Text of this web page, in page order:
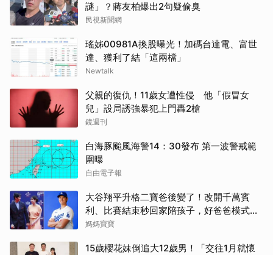
謎」？蔣友柏爆出2句疑偷臭
民視新聞網
瑤姊00981A換股曝光！加碼台達電、富世
達、獲利了結「這兩檔」
Newtalk
父親的復仇！11歲女遭性侵 他「假冒女
兒」設局誘強暴犯上門轟2槍
鏡週刊
白海豚颱風海警14：30發布 第一波警戒範
圍曝
自由電子報
大谷翔平升格二寶爸後變了！改開千萬賓
利、比賽結束秒回家陪孩子，好爸爸模式全
開
媽媽寶寶
15歲櫻花妹倒追大12歲男！「交往1月就懷